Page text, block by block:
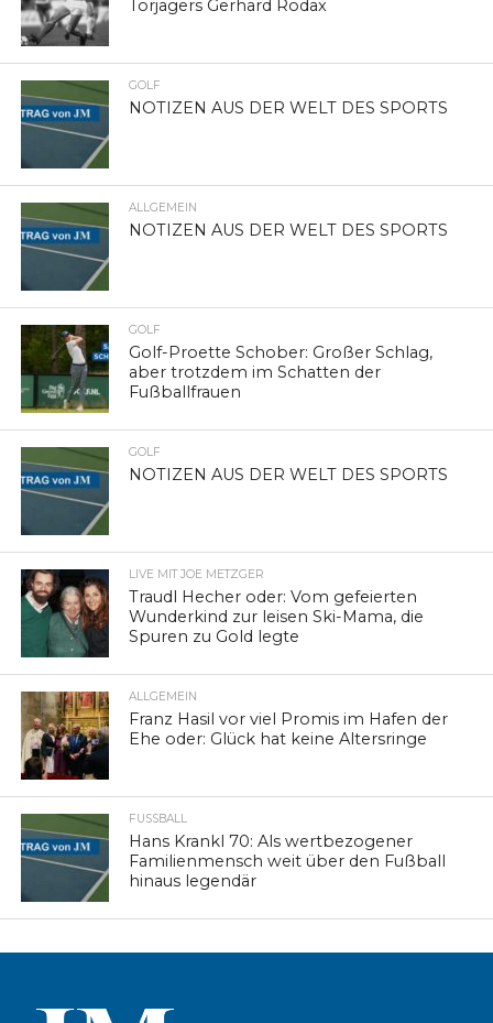
Torjägers Gerhard Rodax
GOLF
NOTIZEN AUS DER WELT DES SPORTS
ALLGEMEIN
NOTIZEN AUS DER WELT DES SPORTS
GOLF
Golf-Proette Schober: Großer Schlag,
aber trotzdem im Schatten der
Fußballfrauen
GOLF
NOTIZEN AUS DER WELT DES SPORTS
LIVE MIT JOE METZGER
Traudl Hecher oder: Vom gefeierten
Wunderkind zur leisen Ski-Mama, die
Spuren zu Gold legte
ALLGEMEIN
Franz Hasil vor viel Promis im Hafen der
Ehe oder: Glück hat keine Altersringe
FUSSBALL
Hans Krankl 70: Als wertbezogener
Familienmensch weit über den Fußball
hinaus legendär